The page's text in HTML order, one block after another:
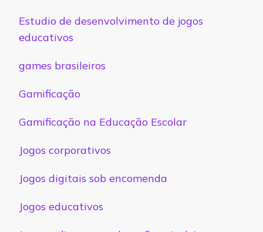
Estudio de desenvolvimento de jogos
educativos
games brasileiros
Gamificação
Gamificação na Educação Escolar
Jogos corporativos
Jogos digitais sob encomenda
Jogos educativos